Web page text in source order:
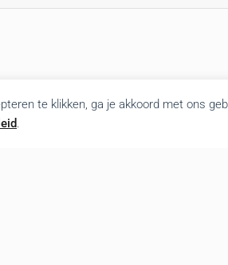
te klikken, ga je akkoord met ons
.